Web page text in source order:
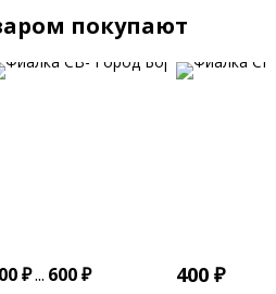
покупают
₽... 600₽ 400 ₽